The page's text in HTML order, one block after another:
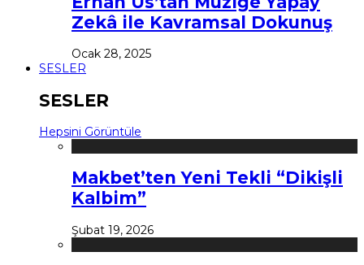
Zekâ ile Kavramsal Dokunuş
Ocak 28, 2025
SESLER
SESLER
Hepsini Görüntüle
Makbet’ten Yeni Tekli “Dikişli
Kalbim”
Şubat 19, 2026